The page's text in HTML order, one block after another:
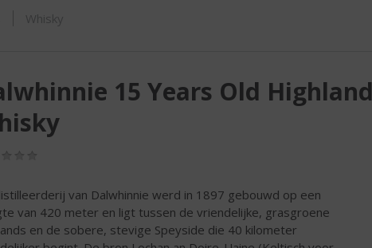
Whisky
15 Years Old
van Dalwhinnie werd in 1897 gebouwd op een
van 420 meter en ligt tussen de vriendelijke, grasgroene
en de sobere, stevige Speyside die 40 kilometer